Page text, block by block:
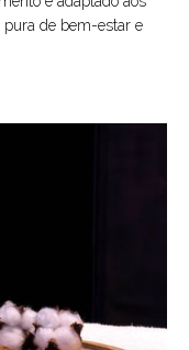
pura de bem-estar e